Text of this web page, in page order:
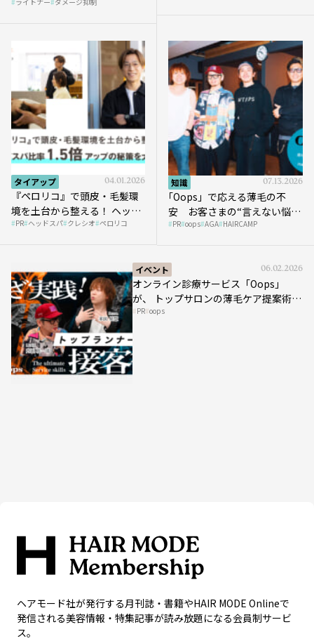
タイアップ 04.01.2026
『ペロリコ』で頭皮・毛髪環
境を土台から整える！ ヘッド
スパ比率1.5倍アップの秘策を
PR ヘッドスパ クレシオ ペロリコ
知識 07.13.2026
｢Oops」で応える薄毛の不
安 お客さまの“言えない悩
み”にどう向き合う？ ＃01
PR oops AGA HAIRCAMP
イベント 06.02.2026
オンライン診療サービス「Oops」
が、 トップサロンの薄毛ケア提案術を
HAIRCAMPで公開！
PR oops
ヘアモード社が発行する月刊誌・書籍やHAIR MODE Onlineで
発信される美容情報・特集記事が読み放題になる会員制サービ
ス。